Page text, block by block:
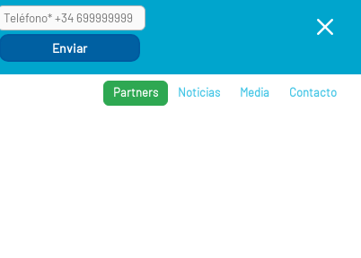
M
Partners Noticias Media Contacto